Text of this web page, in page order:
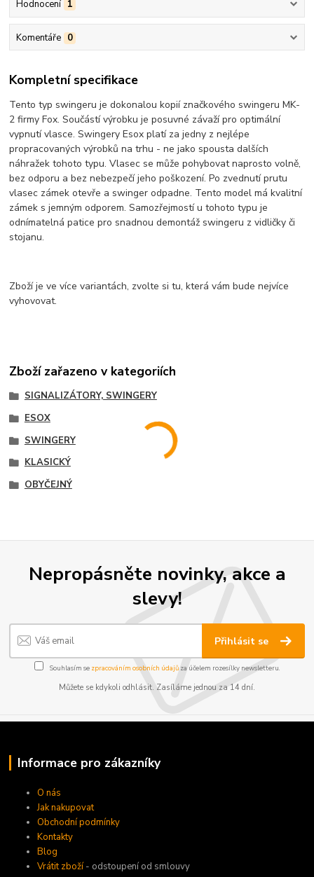
Hodnocení 1
Komentáře 0
Kompletní specifikace
Tento typ swingeru je dokonalou kopií značkového swingeru MK-
2 firmy Fox. Součástí výrobku je posuvné závaží pro optimální
vypnutí vlasce. Swingery Esox platí za jedny z nejlépe
propracovaných výrobků na trhu - ne jako spousta dalších
náhražek tohoto typu. Vlasec se může pohybovat naprosto volně,
bez odporu a bez nebezpečí jeho poškození. Po zvednutí prutu
vlasec zámek otevře a swinger odpadne. Tento model má kvalitní
zámek s jemným odporem. Samozřejmostí u tohoto typu je
odnímatelná patice pro snadnou demontáž swingeru z vidličky či
stojanu.
Zboží je ve více variantách, zvolte si tu, která vám bude nejvíce
vyhovovat.
Zboží zařazeno v kategoriích
SIGNALIZÁTORY, SWINGERY
ESOX
SWINGERY
KLASICKÝ
OBYČEJNÝ
Nepropásněte novinky, akce a
slevy!
Přihlásit se
Souhlasím se zpracováním osobních údajůza účelem rozesílky newsletteru.
Můžete se kdykoli odhlásit. Zasíláme jednou za 14 dní.
Informace pro zákazníky
O nás
Jak nakupovat
Obchodní podmínky
Kontakty
Blog
Vrátit zboží- odstoupení od smlouvy